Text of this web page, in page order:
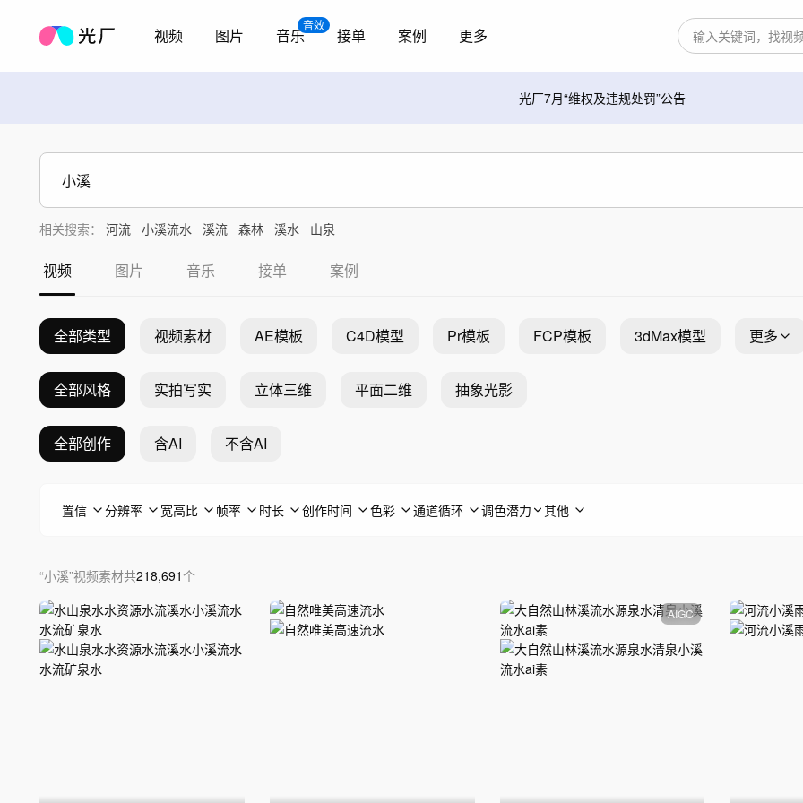
视频 图片
音效
音乐 接单 案例 更多
光厂7月“维权及违规处罚”公告
相关搜索： 河流 小溪流水 溪流 森林 溪水 山泉
视频 图片 音乐 接单 案例
全部类型 视频素材 AE模板 C4D模型 Pr模板 FCP模板 3dMax模型 更多
全部风格 实拍写实 立体三维 平面二维 抽象光影
全部创作 含AI 不含AI
置信 分辨率 宽高比 帧率 时长 创作时间 色彩 通道循环 调色潜力 其他
“小溪”视频素材共218,691 个
AIGC